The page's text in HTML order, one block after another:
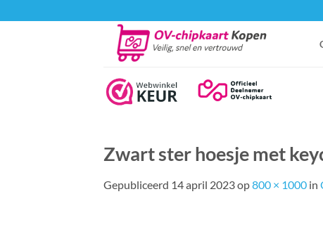
naar
Zwart ster hoesje met
Gepubliceerd 14 april 2023op800 × 1000 in